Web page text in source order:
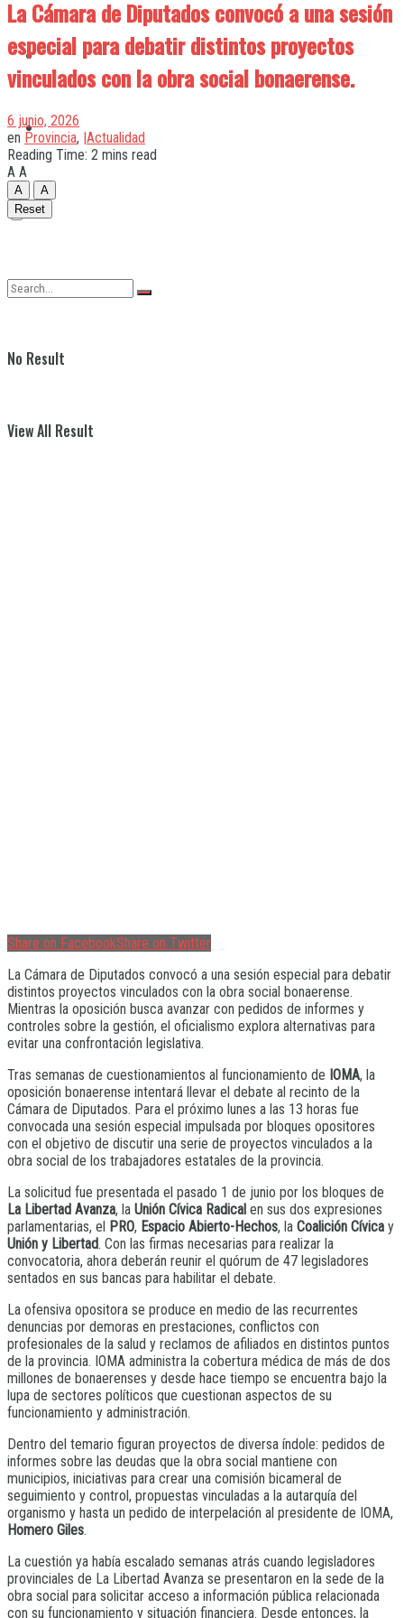
Quilmes
Varela
No Result
View All Result
La Cámara de Diputados convocó a una sesión
especial para debatir distintos proyectos
vinculados con la obra social bonaerense.
6 junio, 2026
en Provincia, |Actualidad
Reading Time: 2 mins read
A A
A
A
Reset
Share on FacebookShare on Twitter
La Cámara de Diputados convocó a una sesión especial para debatir
distintos proyectos vinculados con la obra social bonaerense.
Mientras la oposición busca avanzar con pedidos de informes y
controles sobre la gestión, el oficialismo explora alternativas para
evitar una confrontación legislativa.
Tras semanas de cuestionamientos al funcionamiento de IOMA, la
oposición bonaerense intentará llevar el debate al recinto de la
Cámara de Diputados. Para el próximo lunes a las 13 horas fue
convocada una sesión especial impulsada por bloques opositores
con el objetivo de discutir una serie de proyectos vinculados a la
obra social de los trabajadores estatales de la provincia.
La solicitud fue presentada el pasado 1 de junio por los bloques de
La Libertad Avanza, la Unión Cívica Radical en sus dos expresiones
parlamentarias, el PRO, Espacio Abierto-Hechos, la Coalición Cívica y
Unión y Libertad. Con las firmas necesarias para realizar la
convocatoria, ahora deberán reunir el quórum de 47 legisladores
sentados en sus bancas para habilitar el debate.
La ofensiva opositora se produce en medio de las recurrentes
denuncias por demoras en prestaciones, conflictos con
profesionales de la salud y reclamos de afiliados en distintos puntos
de la provincia. IOMA administra la cobertura médica de más de dos
millones de bonaerenses y desde hace tiempo se encuentra bajo la
lupa de sectores políticos que cuestionan aspectos de su
funcionamiento y administración.
Dentro del temario figuran proyectos de diversa índole: pedidos de
informes sobre las deudas que la obra social mantiene con
municipios, iniciativas para crear una comisión bicameral de
seguimiento y control, propuestas vinculadas a la autarquía del
organismo y hasta un pedido de interpelación al presidente de IOMA,
Homero Giles.
La cuestión ya había escalado semanas atrás cuando legisladores
provinciales de La Libertad Avanza se presentaron en la sede de la
obra social para solicitar acceso a información pública relacionada
con su funcionamiento y situación financiera. Desde entonces, la